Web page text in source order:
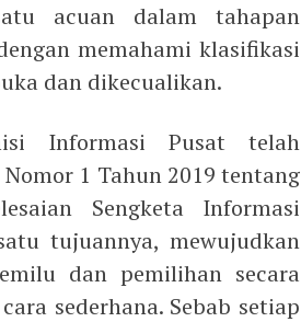
acuan dalam tahapan
memahami klasifikasi
dan dikecualikan.
Informasi Pusat telah
1 Tahun 2019 tentang
Sengketa Informasi
tujuannya, mewujudkan
dan pemilihan secara
sederhana. Sebab setiap